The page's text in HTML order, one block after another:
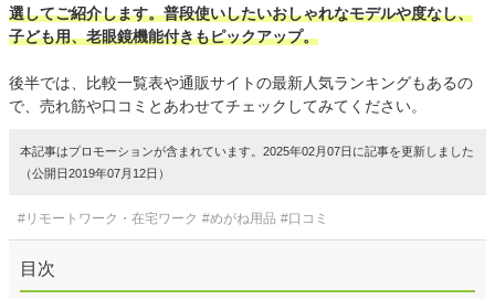
選してご紹介します。普段使いしたいおしゃれなモデルや度なし、
子ども用、老眼鏡機能付きもピックアップ。
後半では、比較一覧表や通販サイトの最新人気ランキングもあるの
で、売れ筋や口コミとあわせてチェックしてみてください。
本記事はプロモーションが含まれています。2025年02月07日に記事を更新しました
（公開日2019年07月12日）
#リモートワーク・在宅ワーク #めがね用品 #口コミ
目次